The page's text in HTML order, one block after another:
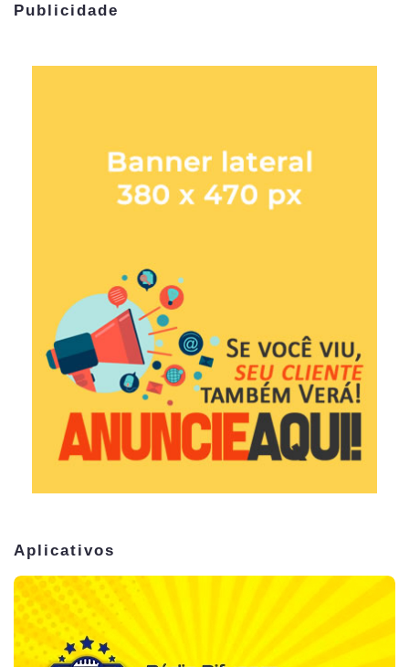
Publicidade
Aplicativos